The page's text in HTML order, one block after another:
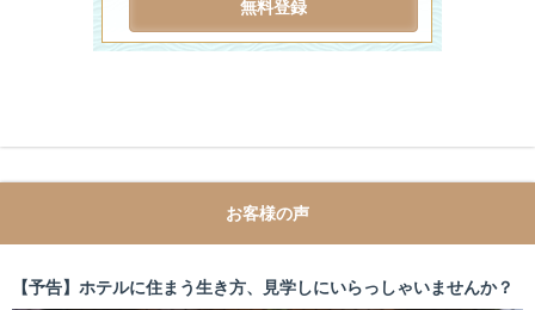
お客様の声
【予告】ホテルに住まう生き方、見学しにいらっしゃいませんか？